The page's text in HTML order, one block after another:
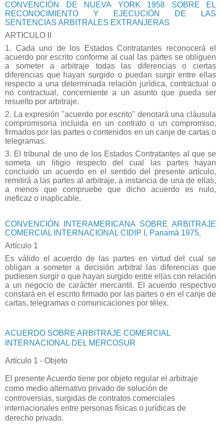
CONVENCIÓN DE NUEVA YORK 1958 SOBRE EL
RECONOCIMIENTO Y EJECUCIÓN DE LAS
SENTENCIAS ARBITRALES EXTRANJERAS
ARTICULO II
1. Cada uno de los Estados Contratantes reconocerá el
acuerdo por escrito conforme al cual las partes se obliguen
a someter a arbitraje todas las diferencias o ciertas
diferencias que hayan surgido o puedan surgir entre ellas
respecto a una determinada relación jurídica, contractual o
no contractual, concerniente a un asunto que pueda ser
resuelto por arbitraje.
2. La expresión "acuerdo por escrito" denotará una cláusula
compromisoria incluida en un contrato o un compromiso,
firmados por las partes o contenidos en un canje de cartas o
telegramas.
3. El tribunal de uno de los Estados Contratantes al que se
someta un litigio respecto del cual las partes hayan
concluido un acuerdo en el sentido del presente artículo,
remitirá a las partes al arbitraje, a instancia de una de ellas,
a menos que compruebe que dicho acuerdo es nulo,
ineficaz o inaplicable.
CONVENCIÓN INTERAMERICANA SOBRE ARBITRAJE
COMERCIAL INTERNACIONAL CIDIP I, Panamá 1975,
Artículo 1
Es válido el acuerdo de las partes en virtud del cual se
obligan a someter a decisión arbitral las diferencias que
pudiesen surgir o que hayan surgido entre ellas con relación
a un negocio de carácter mercantil. El acuerdo respectivo
constará en el escrito firmado por las partes o en el canje de
cartas, telegramas o comunicaciones por télex.
ACUERDO SOBRE ARBITRAJE COMERCIAL
INTERNACIONAL DEL MERCOSUR
Artículo 1 - Objeto
El presente Acuerdo tiene por objeto regular el arbitraje
como medio alternativo privado de solución de
controversias, surgidas de contratos comerciales
internacionales entre personas físicas o jurídicas de
derecho privado.